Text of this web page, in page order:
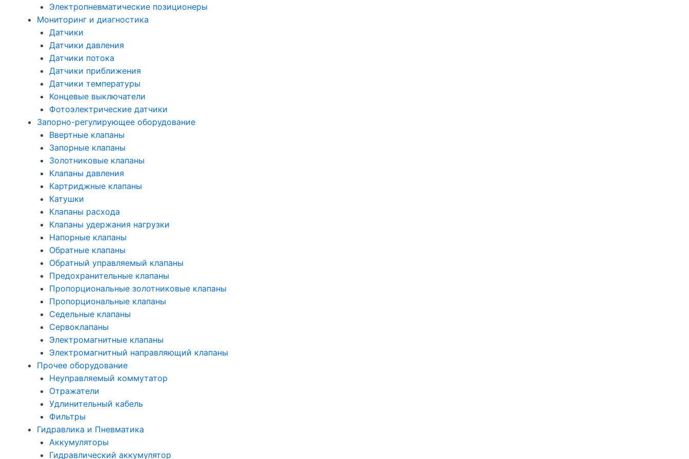
Электропневматические позиционеры
Мониторинг и диагностика
Датчики
Датчики давления
Датчики потока
Датчики приближения
Датчики температуры
Концевые выключатели
Фотоэлектрические датчики
Запорно-регулирующее оборудование
Ввертные клапаны
Запорные клапаны
Золотниковые клапаны
Клапаны давления
Картриджные клапаны
Катушки
Клапаны расхода
Клапаны удержания нагрузки
Напорные клапаны
Обратные клапаны
Обратный управляемый клапаны
Предохранительные клапаны
Пропорциональные золотниковые клапаны
Пропорциональные клапаны
Седельные клапаны
Сервоклапаны
Электромагнитные клапаны
Электромагнитный направляющий клапаны
Прочее оборудование
Неуправляемый коммутатор
Отражатели
Удлинительный кабель
Фильтры
Гидравлика и Пневматика
Аккумуляторы
Гидравлический аккумулятор